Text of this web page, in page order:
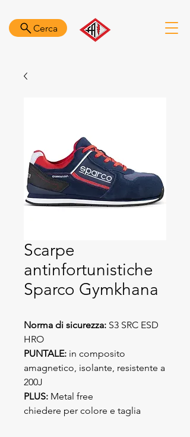
Cerca
Scarpe
antinfortunistiche
Sparco Gymkhana
Norma di sicurezza: S3 SRC ESD
HRO
PUNTALE: in composito
amagnetico, isolante, resistente a
200J
PLUS: Metal free
chiedere per colore e taglia